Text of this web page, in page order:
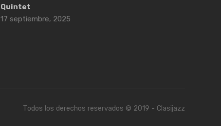
Quintet
17 septiembre, 2025
Todos los derechos reservados © 2019 - Clasijazz